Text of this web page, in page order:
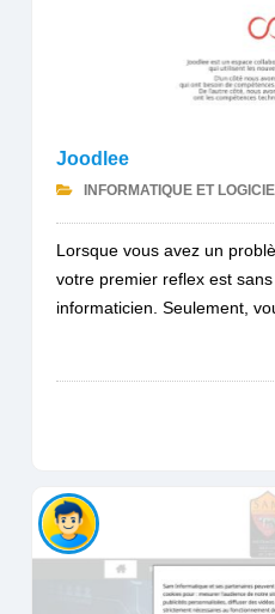
Joodlee
INFORMATIQUE ET
Lorsque vous avez un
votre premier reflex est
informaticien. Seulement,